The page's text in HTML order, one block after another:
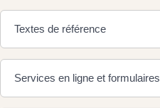
Textes de référence
Services en ligne et formulaires